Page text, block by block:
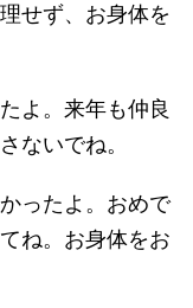
せず、お身体を
よ。来年も仲良
ないでね。
ったよ。おめで
ね。お身体をお